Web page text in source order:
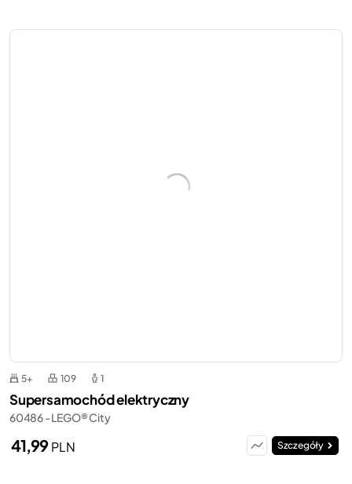
5+ 109 1
Supersamochód elektryczny
60486 - LEGO® City
41,99PLN Szczegóły